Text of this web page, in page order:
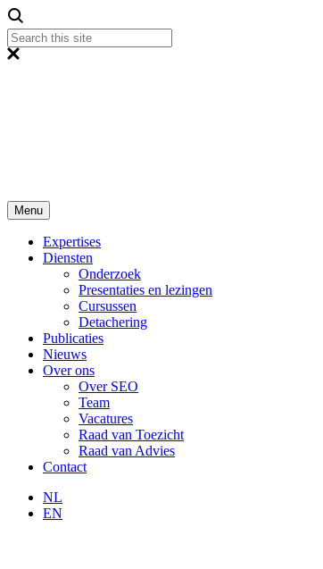
Menu
Expertises
Diensten
Onderzoek
Presentaties en lezingen
Cursussen
Detachering
Publicaties
Nieuws
Over ons
Over SEO
Team
Vacatures
Raad van Toezicht
Raad van Advies
Contact
NL
EN